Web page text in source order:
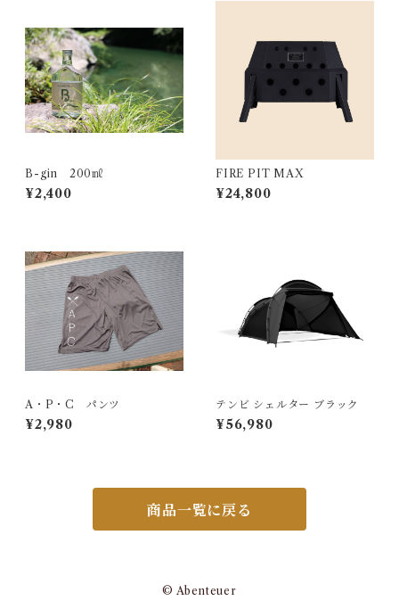
B-gin 200㎖
¥2,400
FIRE PIT MAX
¥24,800
A・P・C パンツ
¥2,980
テンビ シェルター ブラック
¥56,980
商品一覧に戻る
© Abenteuer